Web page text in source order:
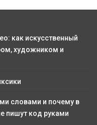
как искусственный
художником и
словами и почему в
пишут код руками